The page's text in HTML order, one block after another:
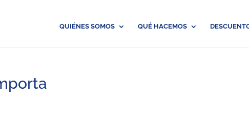
QUIÉNES SOMOS QUÉ HACEMOS